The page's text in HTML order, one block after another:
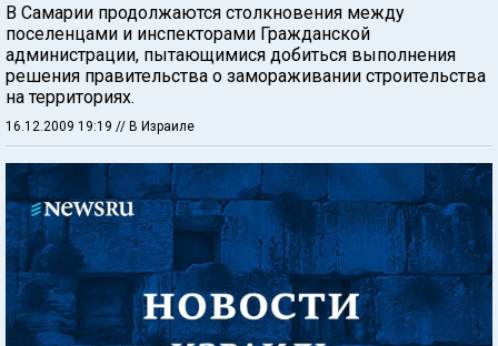
В Самарии продолжаются столкновения между
поселенцами и инспекторами Гражданской
администрации, пытающимися добиться выполнения
решения правительства о замораживании строительства
на территориях.
16.12.2009 19:19 // В Израиле